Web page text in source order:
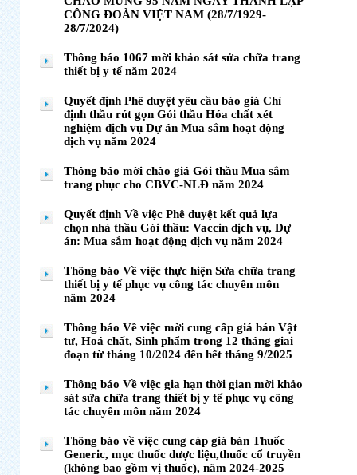
CÔNG ĐOÀN VIỆT NAM (28/7/1929-
28/7/2024)
Thông báo 1067 mời khảo sát sửa chữa trang
thiết bị y tế năm 2024
Quyết định Phê duyệt yêu cầu báo giá Chỉ
định thầu rút gọn Gói thầu Hóa chất xét
nghiệm dịch vụ Dự án Mua sắm hoạt động
dịch vụ năm 2024
Thông báo mời chào giá Gói thầu Mua sắm
trang phục cho CBVC-NLĐ năm 2024
Quyết định Về việc Phê duyệt kết quả lựa
chọn nhà thầu Gói thầu: Vaccin dịch vụ, Dự
án: Mua sắm hoạt động dịch vụ năm 2024
Thông báo Về việc thực hiện Sửa chữa trang
thiết bị y tế phục vụ công tác chuyên môn
năm 2024
Thông báo Về việc mời cung cấp giá bán Vật
tư, Hoá chất, Sinh phẩm trong 12 tháng giai
đoạn từ tháng 10/2024 đến hết tháng 9/2025
Thông báo Về việc gia hạn thời gian mời khảo
sát sửa chữa trang thiết bị y tế phục vụ công
tác chuyên môn năm 2024
Thông báo về việc cung cáp giá bán Thuốc
Generic, mục thuốc dược liệu,thuốc cổ truyền
(không bao gồm vị thuốc), năm 2024-2025